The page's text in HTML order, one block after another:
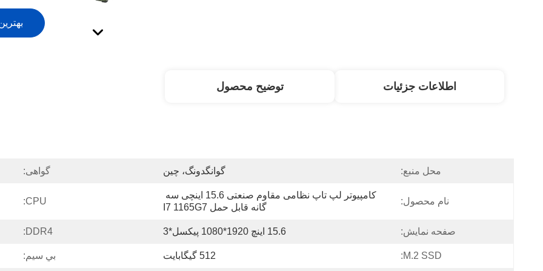
اطلاعات جزئیات توضیح محصول
محل منبع: گوانگدونگ، چین گواهی:
نام محصول:
گانه قابل حمل I7 1165G7
CPU:
صفحه نمایش: 15.6 اینچ 1920*1080 پیکسل*3 DDR4:
M.2 SSD: 512 گیگابایت بي سيم: